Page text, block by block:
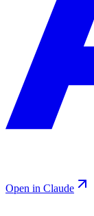
Open in Claude